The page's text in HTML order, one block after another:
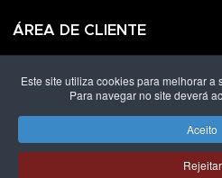
ÁREA DE CLIENTE
Criar uma Conta
Direitos de autor © 2026 Grupo
Este site utiliza cookies para melhorar
Para navegar no site deverá
Aceito
Rejeitar